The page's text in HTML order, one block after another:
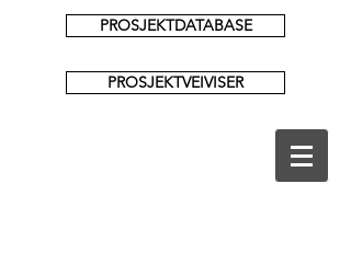
PROSJEKTDATABASE
PROSJEKTVEIVISER